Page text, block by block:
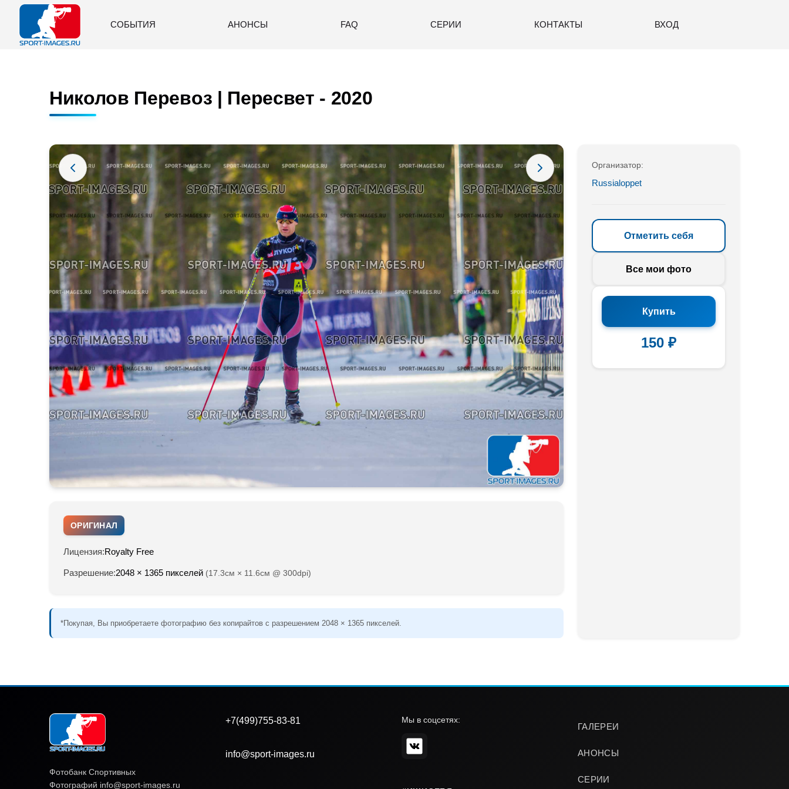
СОБЫТИЯ АНОНСЫ FAQ СЕРИИ КОНТАКТЫ ВХОД
Николов Перевоз | Пересвет - 2020
ОРИГИНАЛ
Лицензия:Royalty Free
Разрешение:2048 × 1365 пикселей (17.3см × 11.6см @ 300dpi)
*Покупая, Вы приобретаете фотографию без копирайтов с разрешением 2048 × 1365 пикселей.
Организатор:
Russialoppet
Отметить себя
Все мои фото
Купить
150 ₽
Фотобанк Спортивных
Фотографий info@sport-images.ru
ГАЛЕРЕИ
АНОНСЫ
СЕРИИ
+7(499)755-83-81
info@sport-images.ru
Мы в соцсетях: